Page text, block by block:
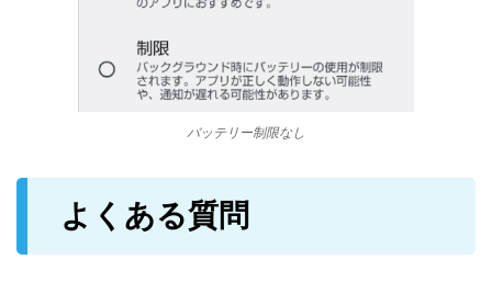
バッテリー制限なし
よくある質問